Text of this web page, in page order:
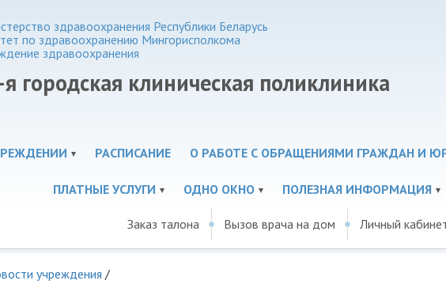
здравоохранения Республики Беларусь
по здравоохранению Мингорисполкома
здравоохранения
городская клиническая поликлиника
РАСПИСАНИЕ О РАБОТЕ С ОБРАЩЕНИЯМИ ГРАЖДАН И
ПЛАТНЫЕ УСЛУГИ ОДНО ОКНО ПОЛЕЗНАЯ ИНФОРМАЦИЯ
Заказ талона Вызов врача на дом Личный
учреждения /